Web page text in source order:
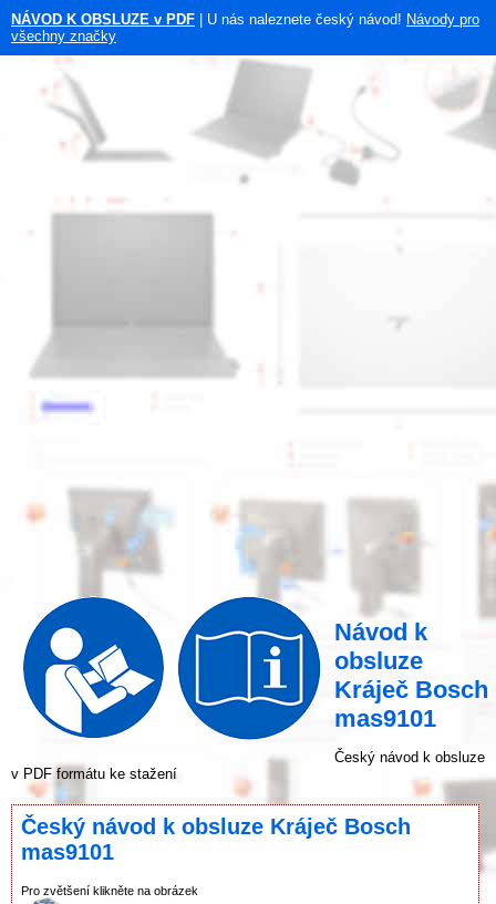
NÁVOD K OBSLUZE v PDF | U nás naleznete český návod! Návody pro
všechny značky
Návod k
obsluze
Kráječ Bosch
mas9101
Český návod k obsluze
v PDF formátu ke stažení
Český návod k obsluze Kráječ Bosch
mas9101
Pro zvětšení klikněte na obrázek